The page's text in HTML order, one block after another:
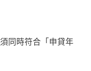
須同時符合「申貸年